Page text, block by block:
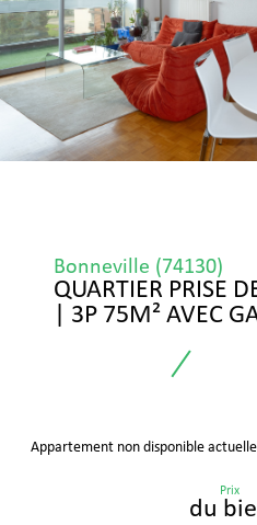
Bonneville (74130)
QUARTIER PRISE
| 3P 75M² AVEC
Appartement non disponible
Prix
du